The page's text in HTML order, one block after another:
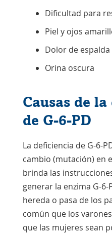
Dificultad para
Piel y ojos
Dolor de
Orina oscura
Causas de
de G-6-PD
La deficiencia de G-6-
cambio (mutación) en
brinda las
generar la enzima G-6-
hereda o pasa de los
común que los
que las mujeres sean